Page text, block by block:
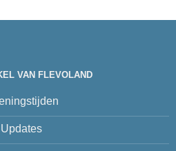
VAN FLEVOLAND